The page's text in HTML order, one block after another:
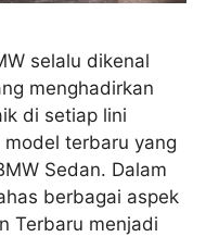
selalu dikenal
menghadirkan
di setiap lini
terbaru yang
Sedan. Dalam
berbagai aspek
Terbaru menjadi